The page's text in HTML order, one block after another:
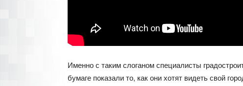
Именно с таким слоганом специалисты
бумаге показали то, как они хотят видеть свой